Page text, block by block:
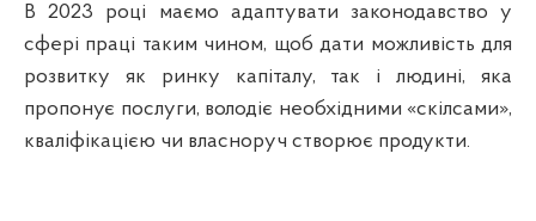
В 2023 році маємо адаптувати законодавство у
сфері праці таким чином, щоб дати можливість для
розвитку як ринку капіталу, так і людині, яка
пропонує послуги, володіє необхідними «скілсами»,
кваліфікацією чи власноруч створює продукти.